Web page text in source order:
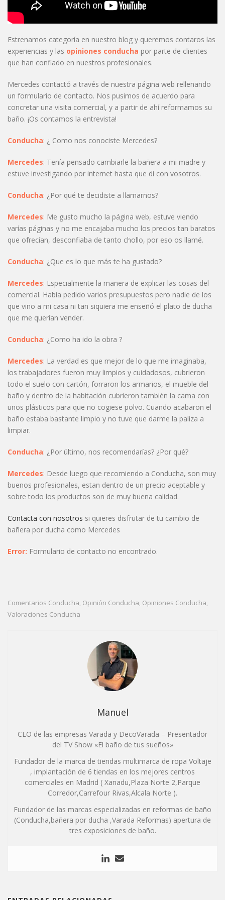
Estrenamos categoría en nuestro blog y queremos contaros las
experiencias y las opiniones conducha por parte de clientes
que han confiado en nuestros profesionales.
Mercedes contactó a través de nuestra página web rellenando
un formulario de contacto. Nos pusimos de acuerdo para
concretar una visita comercial, y a partir de ahí reformamos su
baño. ¡Os contamos la entrevista!
Conducha: ¿ Como nos conociste Mercedes?
Mercedes: Tenía pensado cambiarle la bañera a mi madre y
estuve investigando por internet hasta que dí con vosotros.
Conducha: ¿Por qué te decidiste a llamarnos?
Mercedes: Me gusto mucho la página web, estuve viendo
varías páginas y no me encajaba mucho los precios tan baratos
que ofrecían, desconfiaba de tanto chollo, por eso os llamé.
Conducha: ¿Que es lo que más te ha gustado?
Mercedes: Especialmente la manera de explicar las cosas del
comercial. Había pedido varios presupuestos pero nadie de los
que vino a mi casa ni tan siquiera me enseñó el plato de ducha
que me querían vender.
Conducha: ¿Como ha ido la obra ?
Mercedes: La verdad es que mejor de lo que me imaginaba,
los trabajadores fueron muy limpios y cuidadosos, cubrieron
todo el suelo con cartón, forraron los armarios, el mueble del
baño y dentro de la habitación cubrieron también la cama con
unos plásticos para que no cogiese polvo. Cuando acabaron el
baño estaba bastante limpio y no tuve que darme la paliza a
limpiar.
Conducha: ¿Por último, nos recomendarías? ¿Por qué?
Mercedes: Desde luego que recomiendo a Conducha, son muy
buenos profesionales, estan dentro de un precio aceptable y
sobre todo los productos son de muy buena calidad.
Contacta con nosotros si quieres disfrutar de tu cambio de
bañera por ducha como Mercedes
Error: Formulario de contacto no encontrado.
Comentarios Conducha, Opinión Conducha, Opiniones Conducha,
Valoraciones Conducha
Manuel
CEO de las empresas Varada y DecoVarada – Presentador
del TV Show «El baño de tus sueños»
Fundador de la marca de tiendas multimarca de ropa Voltaje
, implantación de 6 tiendas en los mejores centros
comerciales en Madrid ( Xanadu,Plaza Norte 2,Parque
Corredor,Carrefour Rivas,Alcala Norte ).
Fundador de las marcas especializadas en reformas de baño
(Conducha,bañera por ducha ,Varada Reformas) apertura de
tres exposiciones de baño.